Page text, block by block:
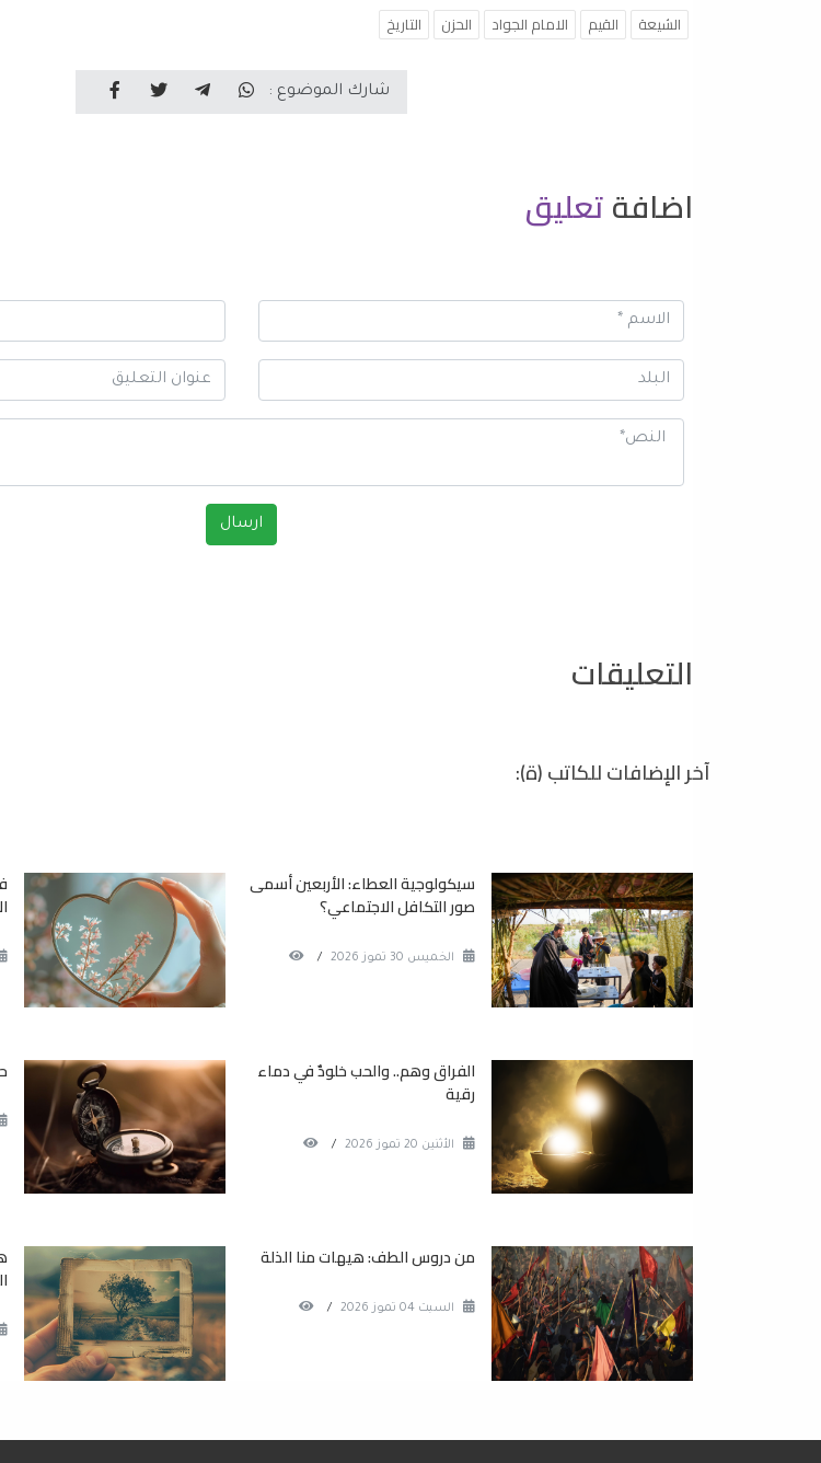
الشيعة القيم الامام الجواد الحزن التاريخ
شارك الموضوع :
اضافةتعليق
التعليقات
آخر الإضافات للكاتب (ة):
سيكولوجية العطاء: الأربعين أسمى
صور التكافل الاجتماعي؟
الخميس 30 تموز 2026 /
الفراق وهم.. والحب خلودٌ في دماء
رقية
الأثنين 20 تموز 2026 /
من دروس الطف: هيهات منا الذلة
السبت 04 تموز 2026 /